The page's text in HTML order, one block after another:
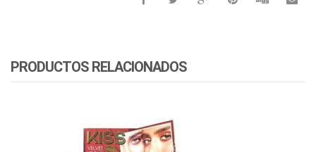
PRODUCTOS RELACIONADOS